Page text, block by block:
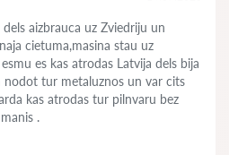
aizbrauca uz Zviedriju un
cietuma,masina stau uz
es kas atrodas Latvija dels bija
nodot tur metaluznos un var cits
kas atrodas tur pilnvaru bez
.